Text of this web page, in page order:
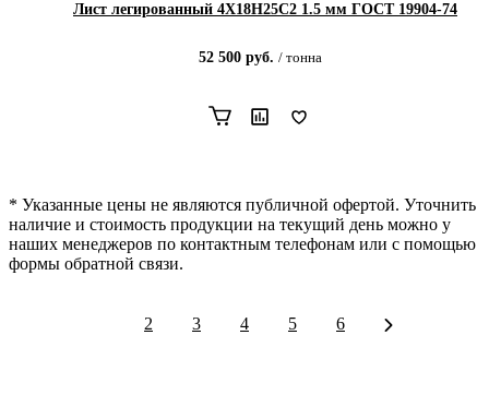
Лист легированный 4Х18Н25С2 1.5 мм ГОСТ 19904-74
52 500руб. / тонна
* Указанные цены не являются публичной офертой. Уточнить
наличие и стоимость продукции на текущий день можно у
наших менеджеров по контактным телефонам или с помощью
формы обратной связи.
2 3 4 5 6